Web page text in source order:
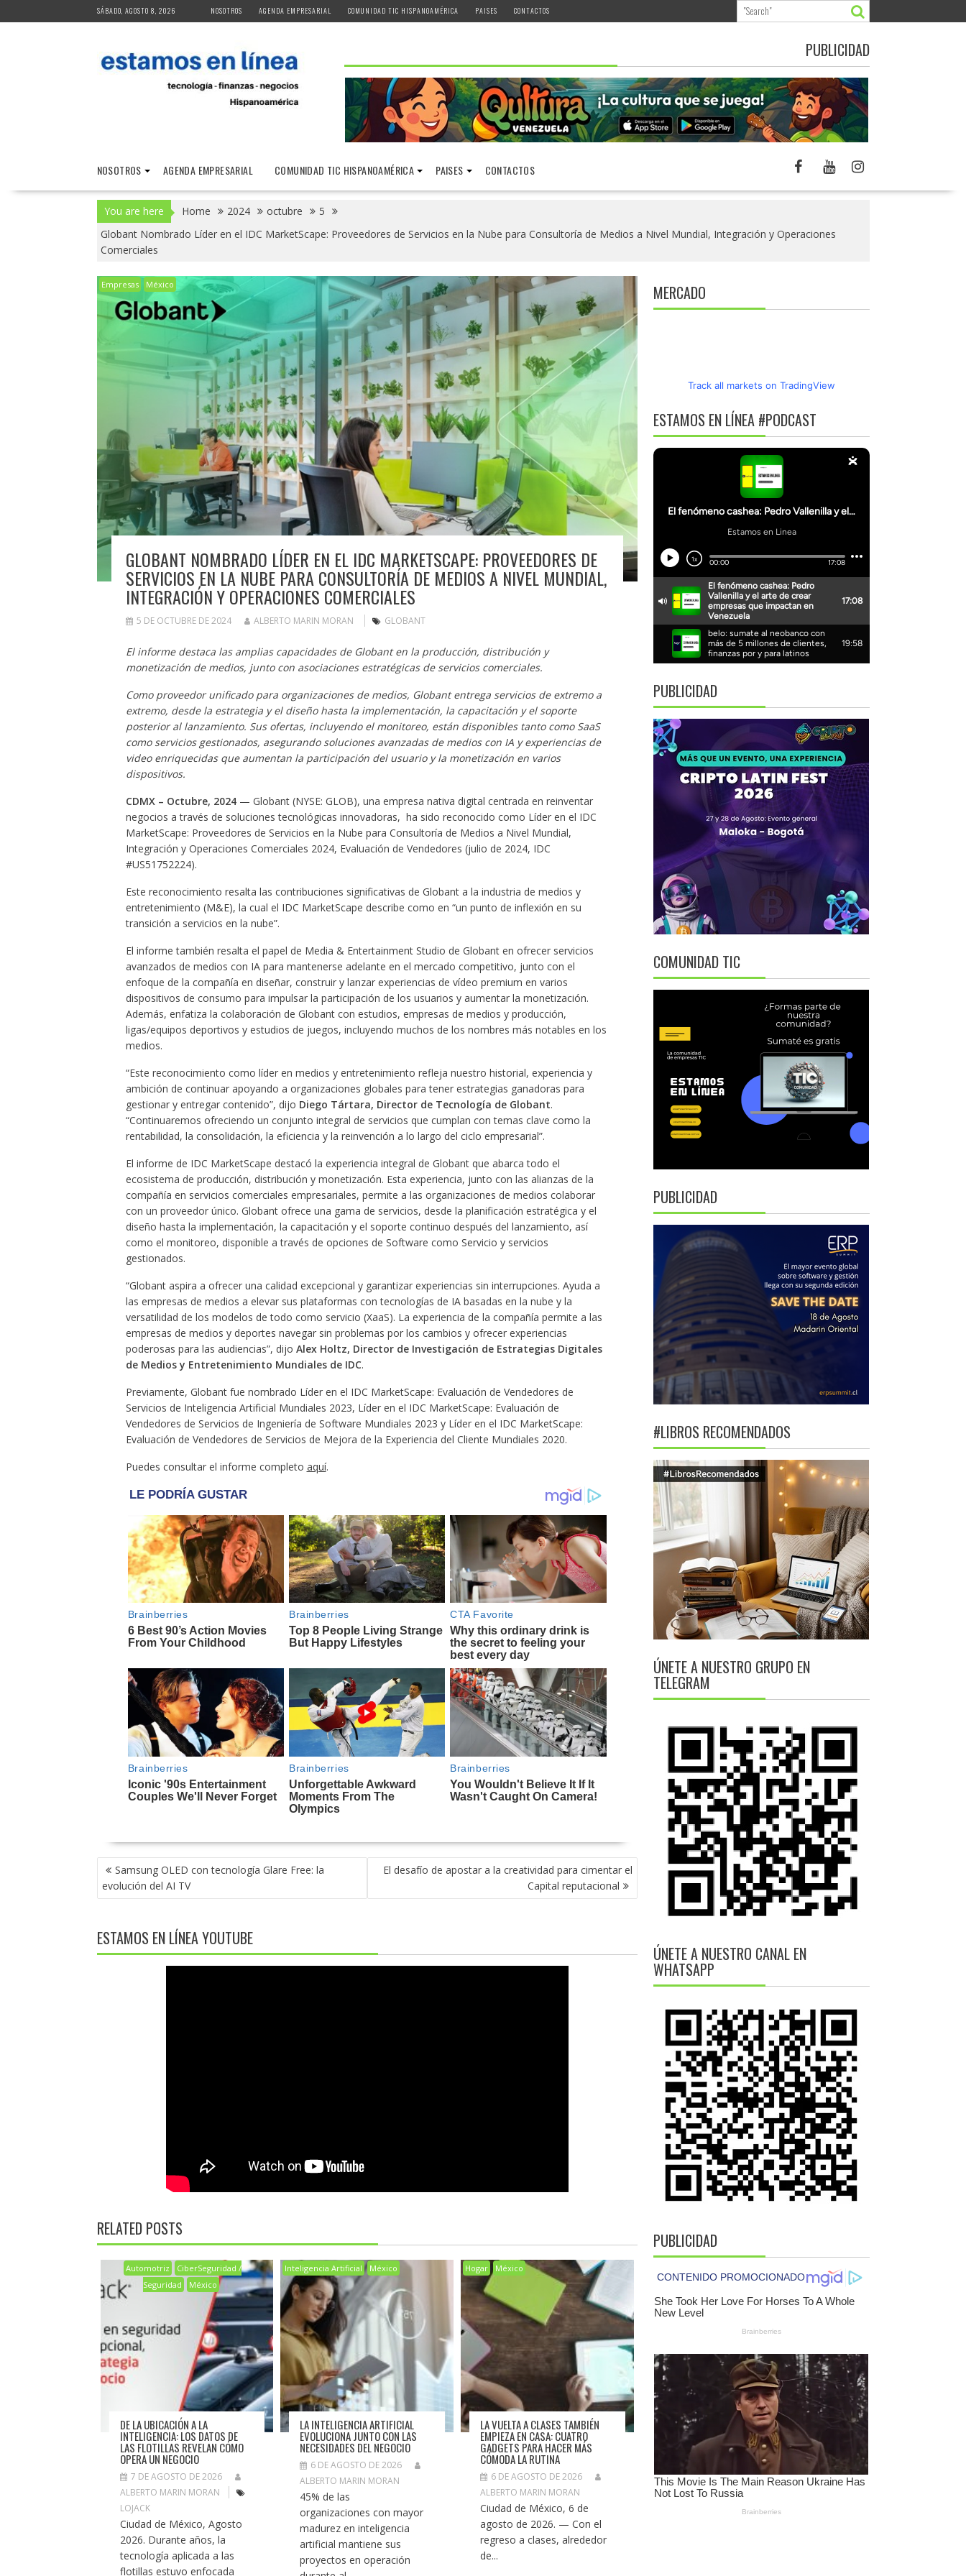
to
SÁBADO, AGOSTO 8, 2026 NOSOTROS AGENDA EMPRESARIAL COMUNIDAD TIC HISPANOAMÉRICA PAISES CONTACTOS
PUBLICIDAD
NOSOTROS AGENDA EMPRESARIAL COMUNIDAD TIC HISPANOAMÉRICA PAISES CONTACTOS
You are here Home 2024 octubre
5
Globant Nombrado Líder en el IDC MarketScape: Proveedores de Servicios en la Nube para Consultoría de Medios a Nivel Mundial, Integración y Operaciones
Comerciales
Empresas México
GLOBANT NOMBRADO LÍDER EN EL IDC MARKETSCAPE: PROVEEDORES DE
SERVICIOS EN LA NUBE PARA CONSULTORÍA DE MEDIOS A NIVEL MUNDIAL,
INTEGRACIÓN Y OPERACIONES COMERCIALES
5 DE OCTUBRE DE 2024 ALBERTO MARIN MORAN GLOBANT
El informe destaca las amplias capacidades de Globant en la producción, distribución y
monetización de medios, junto con asociaciones estratégicas de servicios comerciales.
Como proveedor unificado para organizaciones de medios, Globant entrega servicios de extremo a
extremo, desde la estrategia y el diseño hasta la implementación, la capacitación y el soporte
posterior al lanzamiento. Sus ofertas, incluyendo el monitoreo, están disponibles tanto como SaaS
como servicios gestionados, asegurando soluciones avanzadas de medios con IA y experiencias de
video enriquecidas que aumentan la participación del usuario y la monetización en varios
dispositivos.
CDMX – Octubre, 2024 — Globant (NYSE: GLOB), una empresa nativa digital centrada en reinventar
negocios a través de soluciones tecnológicas innovadoras, ha sido reconocido como Líder en el IDC
MarketScape: Proveedores de Servicios en la Nube para Consultoría de Medios a Nivel Mundial,
Integración y Operaciones Comerciales 2024, Evaluación de Vendedores (julio de 2024, IDC
#US51752224).
Este reconocimiento resalta las contribuciones significativas de Globant a la industria de medios y
entretenimiento (M&E), la cual el IDC MarketScape describe como en “un punto de inflexión en su
transición a servicios en la nube”.
El informe también resalta el papel de Media & Entertainment Studio de Globant en ofrecer servicios
avanzados de medios con IA para mantenerse adelante en el mercado competitivo, junto con el
enfoque de la compañía en diseñar, construir y lanzar experiencias de vídeo premium en varios
dispositivos de consumo para impulsar la participación de los usuarios y aumentar la monetización.
Además, enfatiza la colaboración de Globant con estudios, empresas de medios y producción,
ligas/equipos deportivos y estudios de juegos, incluyendo muchos de los nombres más notables en los
medios.
“Este reconocimiento como líder en medios y entretenimiento refleja nuestro historial, experiencia y
ambición de continuar apoyando a organizaciones globales para tener estrategias ganadoras para
gestionar y entregar contenido”, dijo Diego Tártara, Director de Tecnología de Globant.
“Continuaremos ofreciendo un conjunto integral de servicios que cumplan con temas clave como la
rentabilidad, la consolidación, la eficiencia y la reinvención a lo largo del ciclo empresarial”.
El informe de IDC MarketScape destacó la experiencia integral de Globant que abarca todo el
ecosistema de producción, distribución y monetización. Esta experiencia, junto con las alianzas de la
compañía en servicios comerciales empresariales, permite a las organizaciones de medios colaborar
con un proveedor único. Globant ofrece una gama de servicios, desde la planificación estratégica y el
diseño hasta la implementación, la capacitación y el soporte continuo después del lanzamiento, así
como el monitoreo, disponible a través de opciones de Software como Servicio y servicios
gestionados.
“Globant aspira a ofrecer una calidad excepcional y garantizar experiencias sin interrupciones. Ayuda a
las empresas de medios a elevar sus plataformas con tecnologías de IA basadas en la nube y la
versatilidad de los modelos de todo como servicio (XaaS). La experiencia de la compañía permite a las
empresas de medios y deportes navegar sin problemas por los cambios y ofrecer experiencias
poderosas para las audiencias”, dijo Alex Holtz, Director de Investigación de Estrategias Digitales
de Medios y Entretenimiento Mundiales de IDC.
Previamente, Globant fue nombrado Líder en el IDC MarketScape: Evaluación de Vendedores de
Servicios de Inteligencia Artificial Mundiales 2023, Líder en el IDC MarketScape: Evaluación de
Vendedores de Servicios de Ingeniería de Software Mundiales 2023 y Líder en el IDC MarketScape:
Evaluación de Vendedores de Servicios de Mejora de la Experiencia del Cliente Mundiales 2020.
Puedes consultar el informe completo aquí.
NAVEGACIÓN
DE
ENTRADAS
Samsung OLED con tecnología Glare Free: la
evolución del AI TV
El desafío de apostar a la creatividad para cimentar el
Capital reputacional
ESTAMOS EN LÍNEA YOUTUBE
RELATED POSTS
Automotriz
CiberSeguridad /
Seguridad
México
DE LA UBICACIÓN A LA
INTELIGENCIA: LOS DATOS DE
LAS FLOTILLAS REVELAN CÓMO
OPERA UN NEGOCIO
7 DE AGOSTO DE 2026
ALBERTO MARIN MORAN
LOJACK
Ciudad de México, Agosto
2026. Durante años, la
tecnología aplicada a las
flotillas estuvo enfocada
Inteligencia Artificial México
LA INTELIGENCIA ARTIFICIAL
EVOLUCIONA JUNTO CON LAS
NECESIDADES DEL NEGOCIO
6 DE AGOSTO DE 2026
ALBERTO MARIN MORAN
45% de las
organizaciones con mayor
madurez en inteligencia
artificial mantiene sus
proyectos en operación
Hogar México
LA VUELTA A CLASES TAMBIÉN
EMPIEZA EN CASA: CUATRO
GADGETS PARA HACER MÁS
CÓMODA LA RUTINA
6 DE AGOSTO DE 2026
ALBERTO MARIN MORAN
Ciudad de México, 6 de
agosto de 2026. — Con el
regreso a clases, alrededor
de...
MERCADO
Track all markets on TradingView
ESTAMOS EN LÍNEA #PODCAST
PUBLICIDAD
COMUNIDAD TIC
PUBLICIDAD
#LIBROS RECOMENDADOS
ÚNETE A NUESTRO GRUPO EN
TELEGRAM
ÚNETE A NUESTRO CANAL EN
WHATSAPP
PUBLICIDAD